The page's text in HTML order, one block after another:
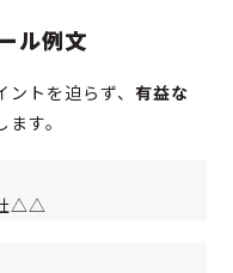
ル例文
ントを迫らず、有益な
ます。
社△△